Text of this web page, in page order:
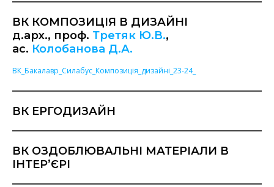
ВК КОМПОЗИЦІЯ В ДИЗАЙНІ
д.арх., проф. Третяк Ю.В.,
ас. Колобанова Д.А.
ВК_Бакалавр_Силабус_Композиція_дизайні_23-24_
ВК ЕРГОДИЗАЙН
ВК ОЗДОБЛЮВАЛЬНІ МАТЕРІАЛИ В
ІНТЕР’ЄРІ